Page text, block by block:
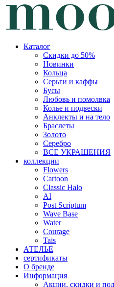
Каталог
Скидки до 50%
Новинки
Кольца
Серьги и каффы
Бусы
Любовь и помолвка
Колье и подвески
Анклекты и на тело
Браслеты
Золото
Серебро
ВСЕ УКРАШЕНИЯ
коллекции
Flowers
Cartoon
Classic Halo
AI
Post Scriptum
Wave Base
Water
Courage
Tais
АТЕЛЬЕ
сертификаты
О бренде
Информация
Акции, скидки и